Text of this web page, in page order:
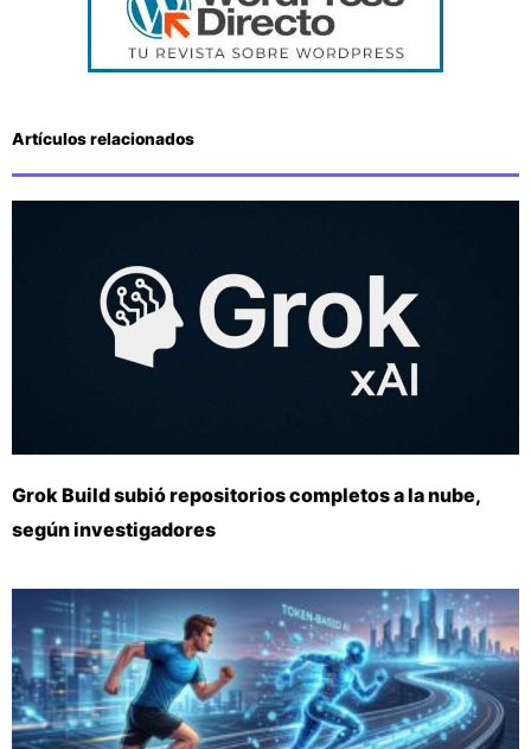
Artículos relacionados
Grok Build subió repositorios completos a la nube,
según investigadores